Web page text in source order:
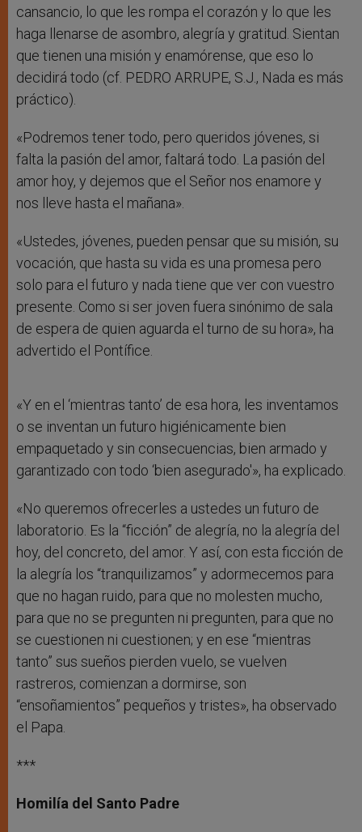
cansancio, lo que les rompa el corazón y lo que les
haga llenarse de asombro, alegría y gratitud. Sientan
que tienen una misión y enamórense, que eso lo
decidirá todo (cf. PEDRO ARRUPE, S.J., Nada es más
práctico).
«Podremos tener todo, pero queridos jóvenes, si
falta la pasión del amor, faltará todo. La pasión del
amor hoy, y dejemos que el Señor nos enamore y
nos lleve hasta el mañana».
«Ustedes, jóvenes, pueden pensar que su misión, su
vocación, que hasta su vida es una promesa pero
solo para el futuro y nada tiene que ver con vuestro
presente. Como si ser joven fuera sinónimo de sala
de espera de quien aguarda el turno de su hora», ha
advertido el Pontífice.
«Y en el ‘mientras tanto’ de esa hora, les inventamos
o se inventan un futuro higiénicamente bien
empaquetado y sin consecuencias, bien armado y
garantizado con todo ‘bien asegurado'», ha explicado.
«No queremos ofrecerles a ustedes un futuro de
laboratorio. Es la “ficción” de alegría, no la alegría del
hoy, del concreto, del amor. Y así, con esta ficción de
la alegría los “tranquilizamos” y adormecemos para
que no hagan ruido, para que no molesten mucho,
para que no se pregunten ni pregunten, para que no
se cuestionen ni cuestionen; y en ese “mientras
tanto” sus sueños pierden vuelo, se vuelven
rastreros, comienzan a dormirse, son
“ensoñamientos” pequeños y tristes», ha observado
el Papa.
***
Homilía del Santo Padre